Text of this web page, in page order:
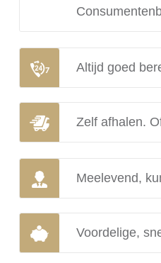
Altijd goed
Zelf afhalen.
Meelevend,
Voordelige,